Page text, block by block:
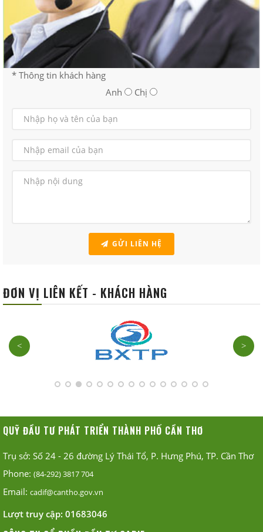
* Thông tin khách hàng
Anh
Chị
GỬI LIÊN HỆ
ĐƠN VỊ LIÊN KẾT - KHÁCH HÀNG
< >
QUỸ ĐẦU TƯ PHÁT TRIỂN THÀNH PHỐ CẦN THƠ
Trụ sở: Số 24 - 26 đường Lý Thái Tổ, P. Hưng Phú, TP. Cần Thơ
Phone: (84-292) 3817 704
Email: cadif@cantho.gov.vn
Lượt truy cập: 01683046